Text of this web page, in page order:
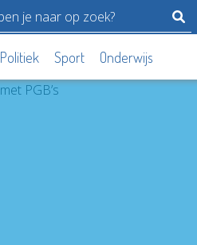
Politiek Sport Onderwijs